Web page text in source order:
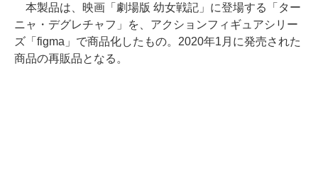
本製品は、映画「劇場版 幼女戦記」に登場する「ター
ニャ・デグレチャフ」を、アクションフィギュアシリー
ズ「figma」で商品化したもの。2020年1月に発売された
商品の再販品となる。